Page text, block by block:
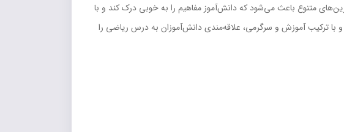
متنوع باعث می‌شود که دانش‌آموز مفاهیم را به خوبی درک کند و با
و با ترکیب آموزش و سرگرمی، علاقه‌مندی دانش‌آموزان به درس ریاضی را